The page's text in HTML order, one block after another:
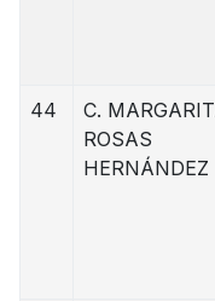
44
C.
ROSAS
HERNÁNDEZ